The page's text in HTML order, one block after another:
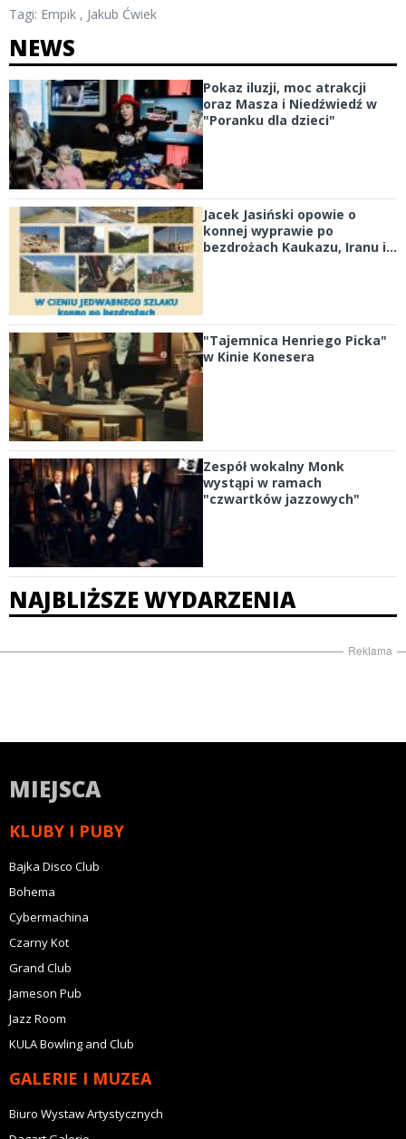
Tagi: Empik , Jakub Ćwiek
NEWS
Pokaz iluzji, moc atrakcji
oraz Masza i Niedźwiedź w
"Poranku dla dzieci"
Jacek Jasiński opowie o
konnej wyprawie po
bezdrożach Kaukazu, Iranu i...
"Tajemnica Henriego Picka"
w Kinie Konesera
Zespół wokalny Monk
wystąpi w ramach
"czwartków jazzowych"
NAJBLIŻSZE WYDARZENIA
Reklama
MIEJSCA
KLUBY I PUBY
Bajka Disco Club
Bohema
Cybermachina
Czarny Kot
Grand Club
Jameson Pub
Jazz Room
KULA Bowling and Club
GALERIE I MUZEA
Biuro Wystaw Artystycznych